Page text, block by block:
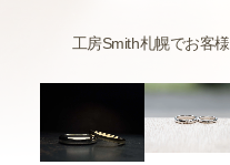
工房Smith札幌でお客